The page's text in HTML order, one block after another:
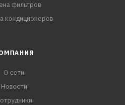
фильтров
кондиционеров
О сети
Новости